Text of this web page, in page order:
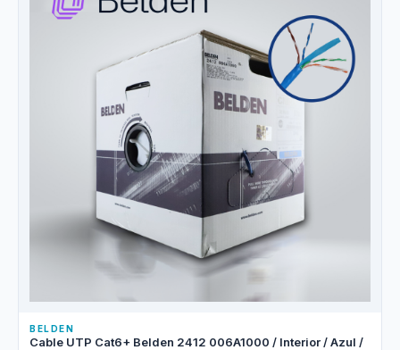
BELDEN
Cable UTP Cat6+ Belden 2412 006A1000 / Interior / Azul /